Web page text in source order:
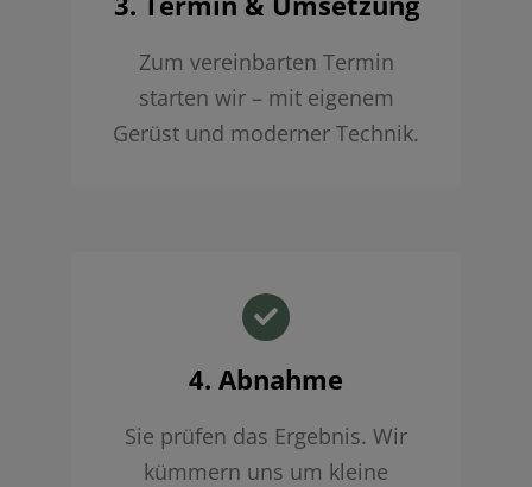
Zum vereinbarten Termin
starten wir – mit eigenem
Gerüst und moderner Technik.
4. Abnahme
Sie prüfen das Ergebnis. Wir
kümmern uns um kleine